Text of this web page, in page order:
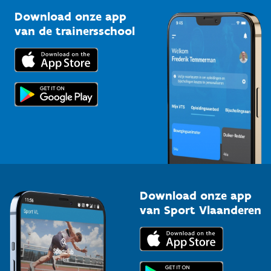
Bedrijven
Trainers en begeleiders
Topsporters
Kennisplatform
Downloads
Voor de pers
Download onze app
van de trainersschool
Download onze app
van Sport Vlaanderen